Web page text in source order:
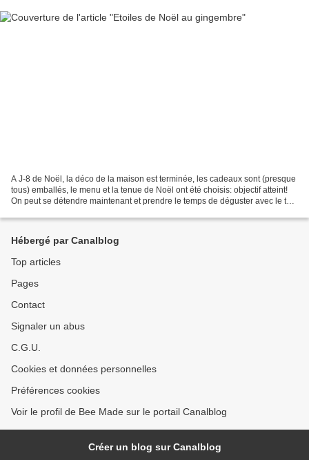
A J-8 de Noël, la déco de la maison est terminée, les cadeaux sont (presque
tous) emballés, le menu et la tenue de Noël ont été choisis: objectif atteint!
On peut se détendre maintenant et prendre le temps de déguster avec le thé
Hébergé par Canalblog
Top articles
Pages
Contact
Signaler un abus
C.G.U.
Cookies et données personnelles
Préférences cookies
Voir le profil de Bee Made sur le portail Canalblog
Créer un blog sur Canalblog